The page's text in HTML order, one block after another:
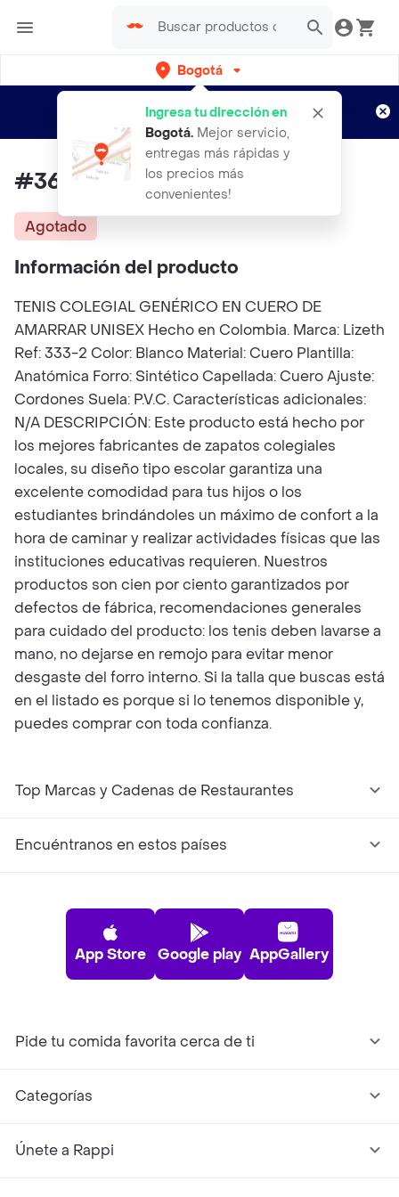
Bogotá
Ingresa tu dirección en
Bogotá. Mejor servicio,
entregas más rápidas y
los precios más
convenientes!
envíos gratis por semanas
Aplican TyC
#36 Tenis Colegial Unisex
Agotado
Información del producto
TENIS COLEGIAL GENÉRICO EN CUERO DE
AMARRAR UNISEX Hecho en Colombia. Marca: Lizeth
Ref: 333-2 Color: Blanco Material: Cuero Plantilla:
Anatómica Forro: Sintético Capellada: Cuero Ajuste:
Cordones Suela: P.V.C. Características adicionales:
N/A DESCRIPCIÓN: Este producto está hecho por
los mejores fabricantes de zapatos colegiales
locales, su diseño tipo escolar garantiza una
excelente comodidad para tus hijos o los
estudiantes brindándoles un máximo de confort a la
hora de caminar y realizar actividades físicas que las
instituciones educativas requieren. Nuestros
productos son cien por ciento garantizados por
defectos de fábrica, recomendaciones generales
para cuidado del producto: los tenis deben lavarse a
mano, no dejarse en remojo para evitar menor
desgaste del forro interno. Si la talla que buscas está
en el listado es porque si lo tenemos disponible y,
puedes comprar con toda confianza.
Top Marcas y Cadenas de Restaurantes
Encuéntranos en estos países
App Store Google play AppGallery
Pide tu comida favorita cerca de ti
Categorías
Únete a Rappi